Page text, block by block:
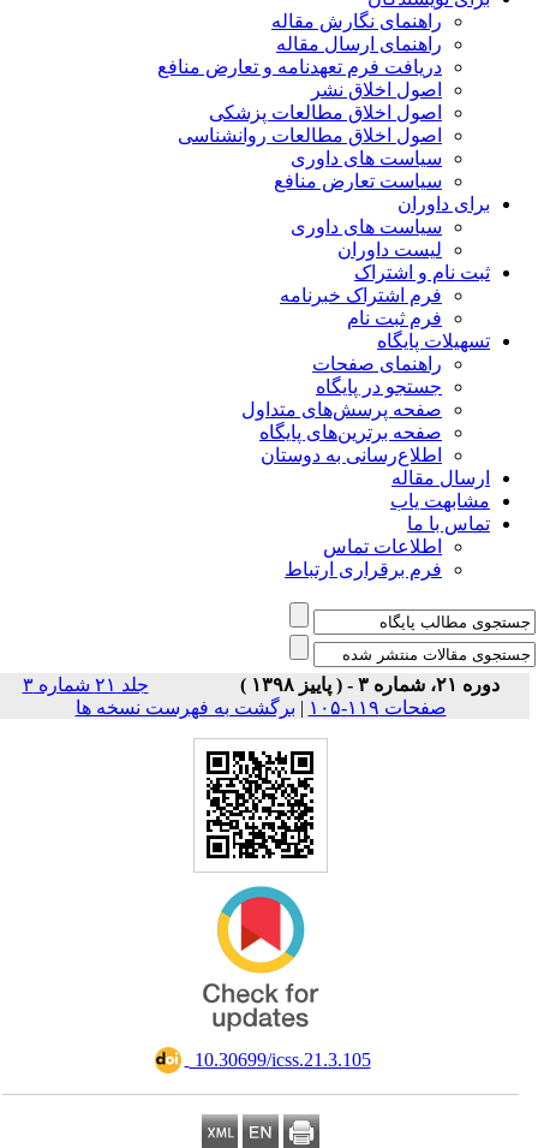
راهنمای نگارش مقاله
راهنمای ارسال مقاله
دریافت فرم تعهدنامه و تعارض منافع
اصول اخلاق نشر
اصول اخلاق مطالعات پزشکی
اصول اخلاق مطالعات روانشناسی
سیاست های داوری
سیاست تعارض منافع
برای داوران
سیاست های داوری
لیست داوران
ثبت نام و اشتراک
فرم اشتراک خبرنامه
فرم ثبت نام
تسهیلات پایگاه
راهنمای صفحات
جستجو در پایگاه
صفحه پرسش‌های متداول
صفحه برترین‌های پایگاه
اطلاع‌رسانی به دوستان
ارسال مقاله
مشابهت یاب
تماس با ما
اطلاعات تماس
فرم برقراری ارتباط
دوره ۲۱، شماره ۳ - ( پاییز ۱۳۹۸ )
جلد ۲۱ شماره ۳
صفحات ۱۱۹-۱۰۵
| برگشت به فهرست نسخه ها
‎ 10.30699/icss.21.3.105